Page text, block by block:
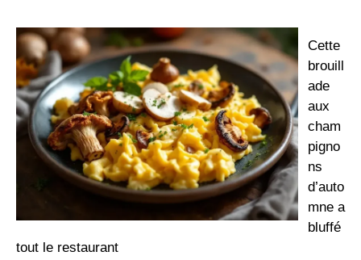
Cette
brouill
ade
aux
cham
pigno
ns
d’auto
mne a
bluffé
tout le restaurant